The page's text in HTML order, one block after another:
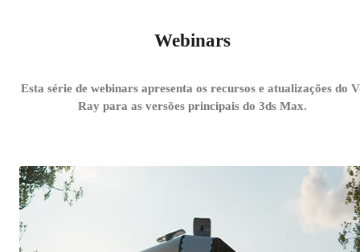
Webinars
Esta série de webinars apresenta os recursos e atualizações do
Ray para as versões principais do 3ds Max.